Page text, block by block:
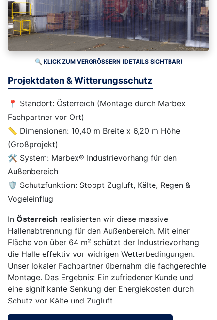
🔍 KLICK ZUM VERGRÖSSERN (DETAILS SICHTBAR)
Projektdaten & Witterungsschutz
📍 Standort: Österreich (Montage durch Marbex
Fachpartner vor Ort)
📏 Dimensionen: 10,40 m Breite x 6,20 m Höhe
(Großprojekt)
🛠️ System: Marbex® Industrievorhang für den
Außenbereich
🛡️ Schutzfunktion: Stoppt Zugluft, Kälte, Regen &
Vogeleinflug
In Österreich realisierten wir diese massive
Hallenabtrennung für den Außenbereich. Mit einer
Fläche von über 64 m² schützt der Industrievorhang
die Halle effektiv vor widrigen Wetterbedingungen.
Unser lokaler Fachpartner übernahm die fachgerechte
Montage. Das Ergebnis: Ein zufriedener Kunde und
eine signifikante Senkung der Energiekosten durch
Schutz vor Kälte und Zugluft.